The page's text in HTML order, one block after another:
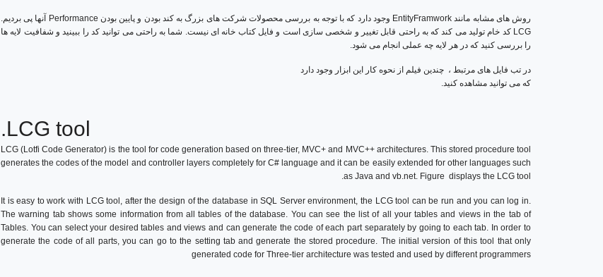
روش های مشابه مانند EntityFramwork وجود دارد که با توجه به بررسی محصولات شرکت های بزرگ به کند بودن و پایین بودن Performance آنها پی بردیم.
LCG کد خام تولید می کند که به راحتی قابل تغییر و شخصی سازی است و فایل کتاب خانه ای نیست. شما به راحتی می توانید کد را ببینید و شفافیت لایه ها
را بررسی کنید که در هر لایه چه عملی انجام می شود.
در تب فایل های مرتبط ، چندین فیلم از نحوه کار این ابزار وجود دارد
که می توانید مشاهده کنید.
.LCG tool
LCG (Lotfi Code Generator) is the tool for code generation based on three-tier, MVC+ and MVC++ architectures. This stored procedure tool
generates the codes of the model and controller layers completely for C# language and it can be easily extended for other languages such
as Java and vb.net. Figure displays the LCG tool.
It is easy to work with LCG tool, after the design of the database in SQL Server environment, the LCG tool can be run and you can log in.
The warning tab shows some information from all tables of the database. You can see the list of all your tables and views in the tab of
Tables. You can select your desired tables and views and can generate the code of each part separately by going to each tab. In order to
generate the code of all parts, you can go to the setting tab and generate the stored procedure. The initial version of this tool that only
generated code for Three-tier architecture was tested and used by different programmers